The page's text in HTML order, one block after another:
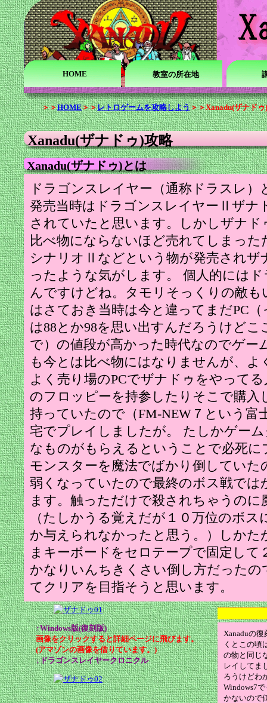
HOME 教室の所在地
＞＞HOME＞＞レトロゲームを攻略しよう＞＞Xanadu(ザナド
Xanadu(ザナドゥ)攻略
Xanadu(ザナドゥ)とは
ドラゴンスレイヤー（通称ドラスレ
発売当時はドラゴンスレイヤーⅡザナ
されていたと思います。しかしザナ
比べ物にならないほど売れてしまっ
シナリオⅡなどという物が発売されザ
ったような気がします。 個人的には
んですけどね。タモリそっくりの敵
はさておき当時は今と違ってまだPC
は88とか98を思い出すんだろうけど
で）の値段が高かった時代なのでゲー
も今とは比べ物にはなりませんが、よ
よく売り場のPCでザナドゥをやって
のフロッピーを持参したりそこで購入
持っていたので（FM-NEW７という富
宅でプレイしましたが。 たしかゲー
なものがもらえるということで必死
モンスターを魔法でばかり倒していた
弱くなっていたので最終のボス戦では
ます。触っただけで殺されちゃうの
（たしかうる覚えだが１０万位のボ
か与えられなかったと思う。）しか
まキーボードをセロテープで固定して
かなりいんちきくさい倒し方だったの
てクリアを目指そうと思います。
↑Windows版(復刻版)
画像をクリックすると詳細ページに飛びます。
(アマゾンの画像を借りています。)
↓ドラゴンスレイヤークロニクル
Xanaduの
くとこの頃
の物と同じ
レイしてま
ろうけどわ
Windows7
かないので